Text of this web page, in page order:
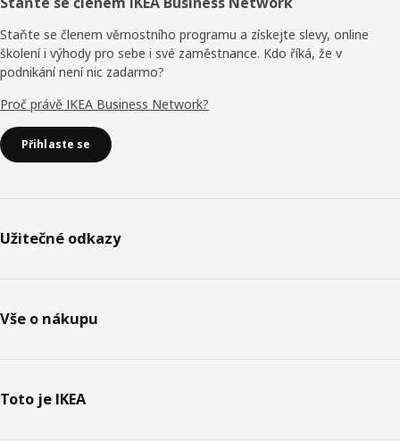
Staňte se členem věrnostního programu a získejte slevy, online
školení i výhody pro sebe i své zaměstnance. Kdo říká, že v
podnikání není nic zadarmo?
Proč právě IKEA Business Network?
Přihlaste se
Užitečné odkazy
Vše o nákupu
Toto je IKEA